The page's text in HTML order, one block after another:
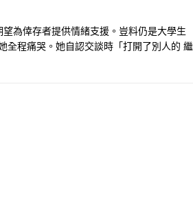
為倖存者提供情緒支援。豈料仍是大學生
全程痛哭。她自認交談時「打開了別人的 繼